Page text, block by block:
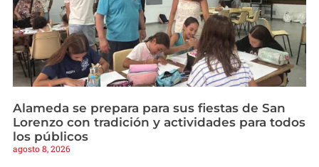
Alameda se prepara para sus fiestas de San
Lorenzo con tradición y actividades para todos
los públicos
agosto 8, 2026